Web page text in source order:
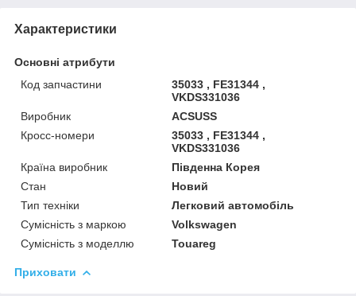
Характеристики
Основні атрибути
Код запчастини
35033 , FE31344 ,
VKDS331036
Виробник
ACSUSS
Кросс-номери
35033 , FE31344 ,
VKDS331036
Країна виробник
Південна Корея
Стан
Новий
Тип техніки
Легковий автомобіль
Сумісність з маркою
Volkswagen
Сумісність з моделлю
Touareg
Приховати